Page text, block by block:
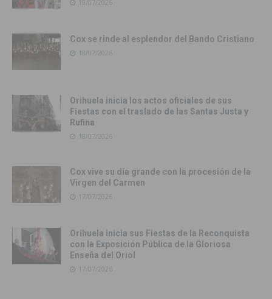
19/07/2026
Cox se rinde al esplendor del Bando Cristiano
18/07/2026
Orihuela inicia los actos oficiales de sus
Fiestas con el traslado de las Santas Justa y
Rufina
18/07/2026
Cox vive su día grande con la procesión de la
Virgen del Carmen
17/07/2026
Orihuela inicia sus Fiestas de la Reconquista
con la Exposición Pública de la Gloriosa
Enseña del Oriol
17/07/2026